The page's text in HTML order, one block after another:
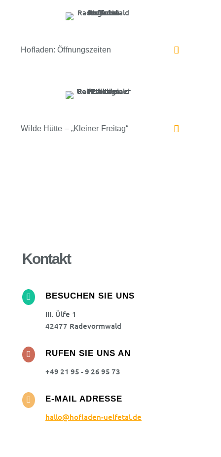
Hofladen: Öffnungszeiten
Wilde Hütte – „Kleiner Freitag“
Kontakt
 BESUCHEN SIE UNS
III. Ülfe 1
42477 Radevormwald
 RUFEN SIE UNS AN
+49 21 95 - 9 26 95 73
 E-MAIL ADRESSE
hallo@hofladen-uelfetal.de